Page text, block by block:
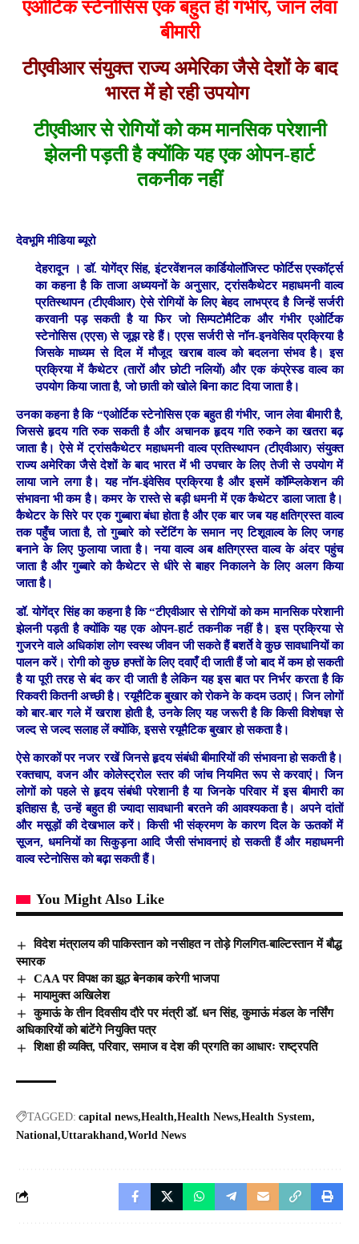
एओर्टिक स्टेनोसिस एक बहुत ही गंभीर, जान लेवा
बीमारी
टीएवीआर संयुक्त राज्य अमेरिका जैसे देशों के बाद
भारत में हो रही उपयोग
टीएवीआर से रोगियों को कम मानसिक परेशानी
झेलनी पड़ती है क्योंकि यह एक ओपन-हार्ट
तकनीक नहीं
देवभूमि मीडिया ब्यूरो
देहरादून । डॉ. योगेंद्र सिंह, इंटरवेंशनल कार्डियोलॉजिस्ट फोर्टिस एस्कॉर्ट्स
का कहना है कि ताजा अध्ययनों के अनुसार, ट्रांसकैथेटर महाधमनी वाल्व
प्रतिस्थापन (टीएवीआर) ऐसे रोगियों के लिए बेहद लाभप्रद है जिन्हें सर्जरी
करवानी पड़ सकती है या फिर जो सिम्पटोमैटिक और गंभीर एओर्टिक
स्टेनोसिस (एएस) से जूझ रहे हैं। एएस सर्जरी से नॉन-इनवेसिव प्रक्रिया है
जिसके माध्यम से दिल में मौजूद खराब वाल्व को बदलना संभव है। इस
प्रक्रिया में कैथेटर (तारों और छोटी नलियों) और एक कंप्रेस्ड वाल्व का
उपयोग किया जाता है, जो छाती को खोले बिना काट दिया जाता है।
उनका कहना है कि “एओर्टिक स्टेनोसिस एक बहुत ही गंभीर, जान लेवा बीमारी है,
जिससे हृदय गति रुक सकती है और अचानक हृदय गति रुकने का खतरा बढ़
जाता है। ऐसे में ट्रांसकैथेटर महाधमनी वाल्व प्रतिस्थापन (टीएवीआर) संयुक्त
राज्य अमेरिका जैसे देशों के बाद भारत में भी उपचार के लिए तेजी से उपयोग में
लाया जाने लगा है। यह नॉन-इंवेसिव प्रक्रिया है और इसमें कॉम्प्लिकेशन की
संभावना भी कम है। कमर के रास्ते से बड़ी धमनी में एक कैथेटर डाला जाता है।
कैथेटर के सिरे पर एक गुब्बारा बंधा होता है और एक बार जब यह क्षतिग्रस्त वाल्व
तक पहुँच जाता है, तो गुब्बारे को स्टेंटिंग के समान नए टिशूवाल्व के लिए जगह
बनाने के लिए फुलाया जाता है। नया वाल्व अब क्षतिग्रस्त वाल्व के अंदर पहुंच
जाता है और गुब्बारे को कैथेटर से धीरे से बाहर निकालने के लिए अलग किया
जाता है।
डॉ. योगेंद्र सिंह का कहना है कि “टीएवीआर से रोगियों को कम मानसिक परेशानी
झेलनी पड़ती है क्योंकि यह एक ओपन-हार्ट तकनीक नहीं है। इस प्रक्रिया से
गुजरने वाले अधिकांश लोग स्वस्थ जीवन जी सकते हैं बशर्ते वे कुछ सावधानियों का
पालन करें। रोगी को कुछ हफ्तों के लिए दवाएँ दी जाती हैं जो बाद में कम हो सकती
है या पूरी तरह से बंद कर दी जाती है लेकिन यह इस बात पर निर्भर करता है कि
रिकवरी कितनी अच्छी है। रयूमैटिक बुखार को रोकने के कदम उठाएं। जिन लोगों
को बार-बार गले में खराश होती है, उनके लिए यह जरूरी है कि किसी विशेषज्ञ से
जल्द से जल्द सलाह लें क्योंकि, इससे रयूमैटिक बुखार हो सकता है।
ऐसे कारकों पर नजर रखें जिनसे हृदय संबंधी बीमारियों की संभावना हो सकती है।
रक्तचाप, वजन और कोलेस्ट्रोल स्तर की जांच नियमित रूप से करवाएं। जिन
लोगों को पहले से हृदय संबंधी परेशानी है या जिनके परिवार में इस बीमारी का
इतिहास है, उन्हें बहुत ही ज्यादा सावधानी बरतने की आवश्यकता है। अपने दांतों
और मसूड़ों की देखभाल करें। किसी भी संक्रमण के कारण दिल के ऊतकों में
सूजन, धमनियों का सिकुड़ना आदि जैसी संभावनाएं हो सकती हैं और महाधमनी
वाल्व स्टेनोसिस को बढ़ा सकती हैं।
You Might Also Like
विदेश मंत्रालय की पाकिस्‍तान को नसीहत न तोड़े गिलगित-बाल्टिस्तान में बौद्ध
स्मारक
CAA पर विपक्ष का झूठ बेनकाब करेगी भाजपा
मायामुक्त अखिलेश
कुमाऊं के तीन दिवसीय दौरे पर मंत्री डॉ. धन सिंह, कुमाऊं मंडल के नर्सिंग
अधिकारियों को बांटेंगे नियुक्ति पत्र
शिक्षा ही व्यक्ति, परिवार, समाज व देश की प्रगति का आधारः राष्ट्रपति
TAGGED: capital news Health Health News Health System
National Uttarakhand World News